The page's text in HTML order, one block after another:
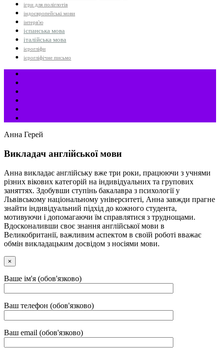
ігри для поліглотів
індоєвропейські мови
інтерв'ю
іспанська мова
італійська мова
ієрогліфи
ієрогліфічне письмо
Анна Герей
Викладач англійської мови
Анна викладає англійську вже три роки, працюючи з учнями
різних вікових категорій на індивідуальних та групових
заняттях. Здобувши ступінь бакалавра з психології у
Львівському національному університеті, Анна завжди прагне
знайти індивідуальний підхід до кожного студента,
мотивуючи і допомагаючи їм справлятися з труднощами.
Вдосконаливши своє знання англійської мови в
Великобританії, важливим аспектом в своїй роботі вважає
обмін викладацьким досвідом з носіями мови.
×
Ваше ім'я (обов'язково)
Ваш телефон (обов'язково)
Ваш email (обов'язково)